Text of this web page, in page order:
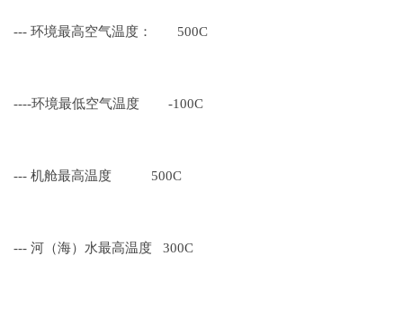
--- 环境最高空气温度： 500C
----环境最低空气温度 -100C
--- 机舱最高温度 500C
--- 河（海）水最高温度 300C